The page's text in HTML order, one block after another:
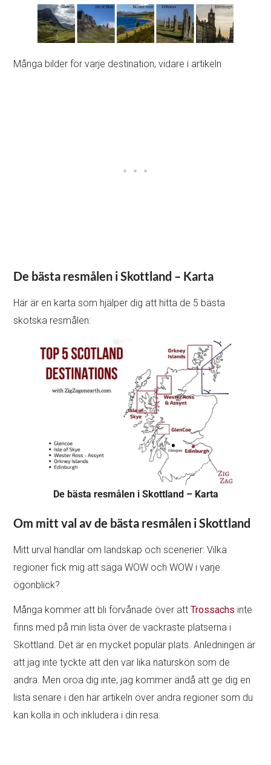
Många bilder för varje destination, vidare i artikeln
De bästa resmålen i Skottland – Karta
Här är en karta som hjälper dig att hitta de 5 bästa
skotska resmålen:
De bästa resmålen i Skottland – Karta
Om mitt val av de bästa resmålen i Skottland
Mitt urval handlar om landskap och scenerier: Vilka
regioner fick mig att säga WOW och WOW i varje
ögonblick?
Många kommer att bli förvånade över attTrossachs inte
finns med på min lista över de vackraste platserna i
Skottland. Det är en mycket populär plats. Anledningen är
att jag inte tyckte att den var lika naturskön som de
andra. Men oroa dig inte, jag kommer ändå att ge dig en
lista senare i den här artikeln över andra regioner som du
kan kolla in och inkludera i din resa.